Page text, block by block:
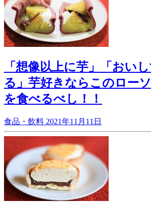
「想像以上に芋」「おい
る」芋好きならこのロー
を食べるべし！！
食品・飲料 2021年11月11日